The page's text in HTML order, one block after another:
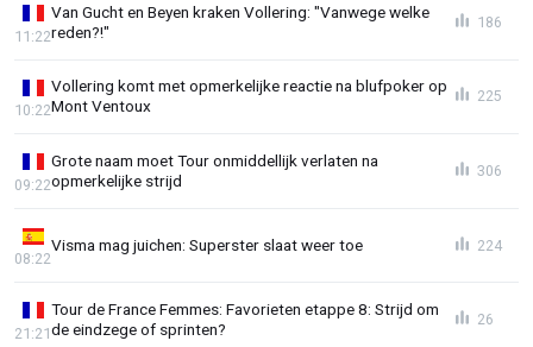
Van Gucht en Beyen kraken Vollering: "Vanwege welke
reden?!"
11:22
186
Vollering komt met opmerkelijke reactie na blufpoker op
Mont Ventoux
10:22
225
Grote naam moet Tour onmiddellijk verlaten na
opmerkelijke strijd
09:22
306
Visma mag juichen: Superster slaat weer toe
08:22
224
Tour de France Femmes: Favorieten etappe 8: Strijd om
de eindzege of sprinten?
21:21
26